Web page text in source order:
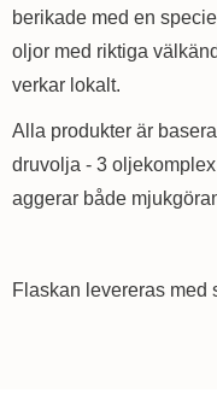
berikade med en
oljor med riktiga
verkar lokalt.
Alla produkter är
druvolja - 3
aggerar både
Flaskan levereras med